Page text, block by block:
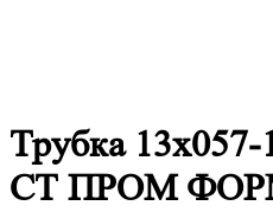
Трубка
СТ ПРОМ